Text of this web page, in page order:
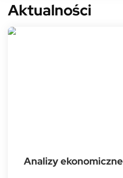
Aktualności
Analizy ekonomiczne